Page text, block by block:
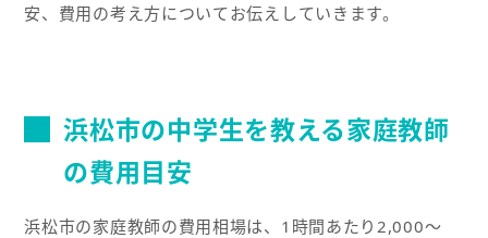
安、費用の考え方についてお伝えしていきます。
浜松市の中学生を教える家庭教師
の費用目安
浜松市の家庭教師の費用相場は、1時間あたり2,000〜